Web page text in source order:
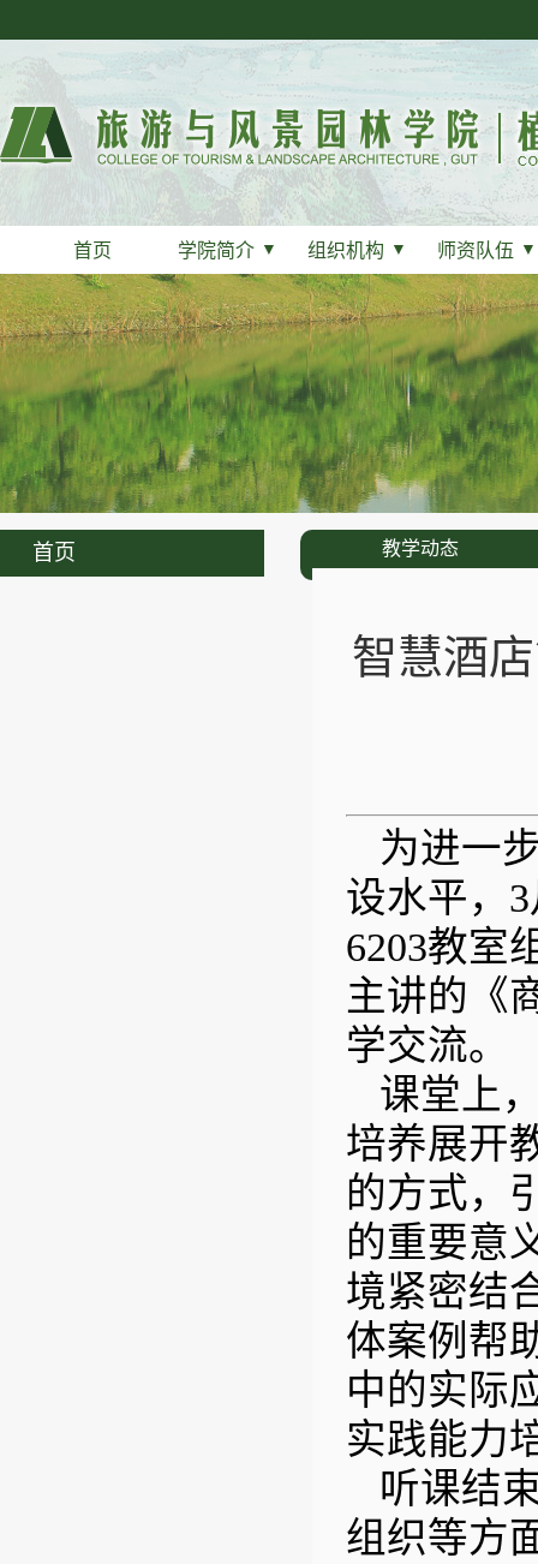
首页 学院简介 ▼ 组织机构 ▼ 师资队伍 ▼
首页 教学动态
智慧酒
为进一
设水平，
6203教室
主讲的《
学交流。
课堂上
培养展开
的方式，
的重要意
境紧密结
体案例帮
中的实际
实践能力
听课结
组织等方